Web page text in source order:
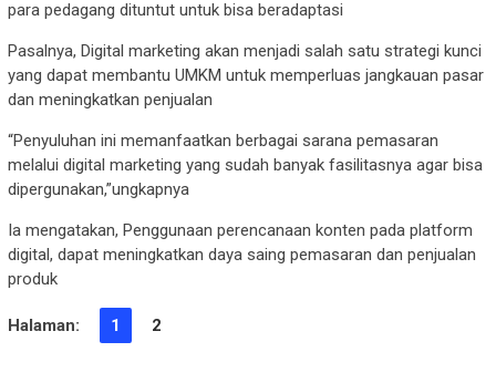
para pedagang dituntut untuk bisa beradaptasi
Pasalnya, Digital marketing akan menjadi salah satu strategi kunci
yang dapat membantu UMKM untuk memperluas jangkauan pasar
dan meningkatkan penjualan
“Penyuluhan ini memanfaatkan berbagai sarana pemasaran
melalui digital marketing yang sudah banyak fasilitasnya agar bisa
dipergunakan,”ungkapnya
Ia mengatakan, Penggunaan perencanaan konten pada platform
digital, dapat meningkatkan daya saing pemasaran dan penjualan
produk
Halaman: 1 2